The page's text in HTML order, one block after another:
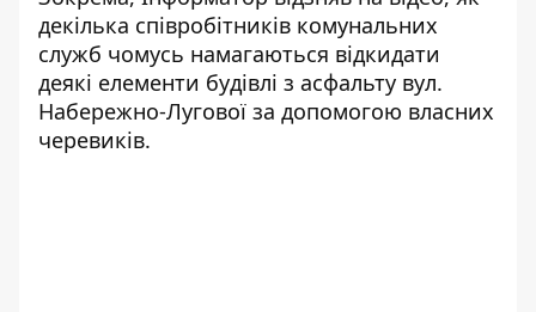
декілька співробітників комунальних
служб чомусь намагаються відкидати
деякі елементи будівлі з асфальту вул.
Набережно-Лугової за допомогою власних
черевиків.